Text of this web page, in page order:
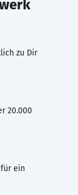
zu Dir
20.000
ein